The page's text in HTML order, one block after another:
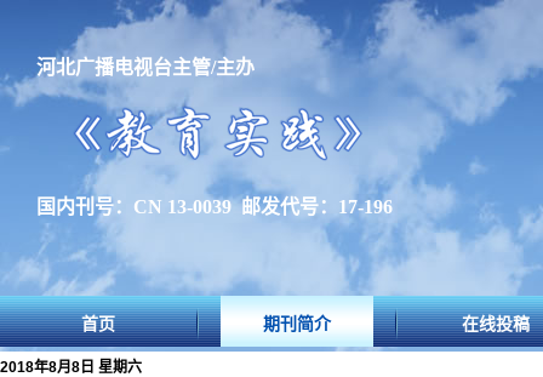
河北广播电视台主管/主办
国内刊号：CN 13-0039 邮发代号：17-196
首页 期刊简介 在线投稿
2018年8月8日 星期六